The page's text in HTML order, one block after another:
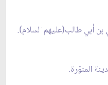
أبي طالب(عليهم السلام).